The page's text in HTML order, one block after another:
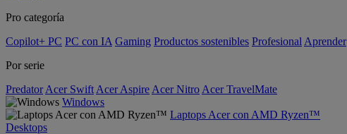
Pro categoría
Copilot+ PC PC con IA Gaming Productos sostenibles Profesional Aprender
Por serie
Predator Acer Swift Acer Aspire Acer Nitro Acer TravelMate
Windows
Laptops Acer con AMD Ryzen™
Desktops